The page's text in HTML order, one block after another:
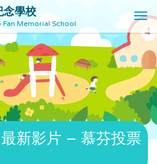
念學校
Fan Memorial School
T
o
g
l
e
v
i
新影片 – 慕芬投票